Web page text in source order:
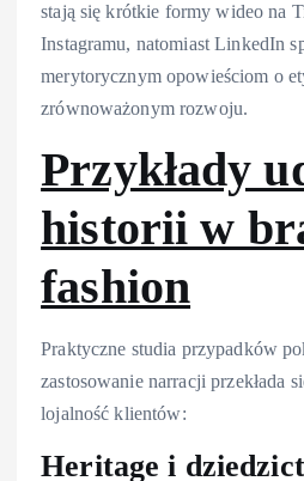
stają się krótkie formy wideo na
Instagramu, natomiast LinkedIn
merytorycznym opowieściom o
zrównoważonym rozwoju.
Przykłady
historii w
fashion
Praktyczne studia przypadków
zastosowanie narracji przekłada
lojalność klientów:
Heritage i